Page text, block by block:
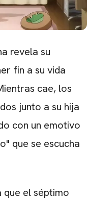
revela su
fin a su vida
cae, los
junto a su hija
con un emotivo
que se escucha
que el séptimo